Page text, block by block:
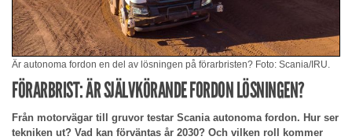
Är autonoma fordon en del av lösningen på förarbristen? Foto: Scania/IRU.
FÖRARBRIST: ÄR SJÄLVKÖRANDE FORDON LÖSNINGEN?
Från motorvägar till gruvor testar Scania autonoma fordon. Hur ser
tekniken ut? Vad kan förväntas år 2030? Och vilken roll kommer